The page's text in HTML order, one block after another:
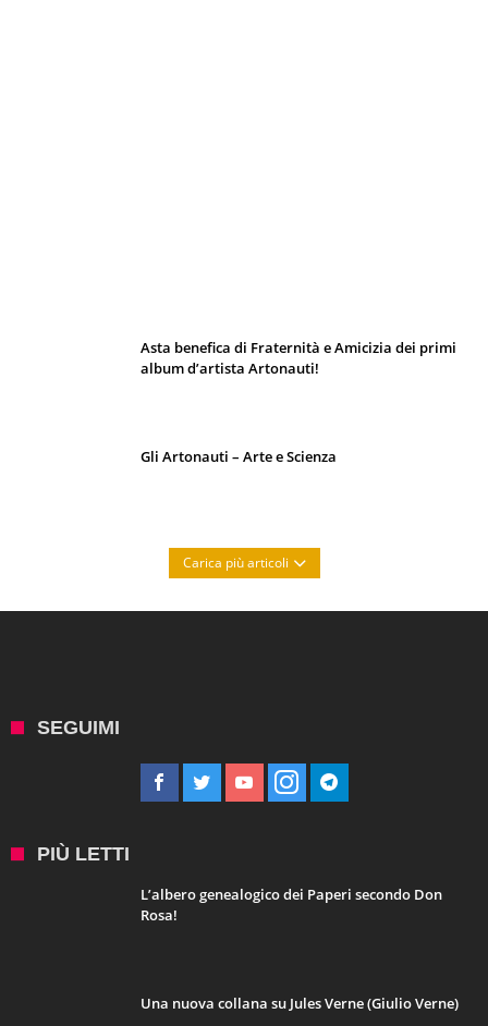
Asta benefica di Fraternità e Amicizia dei primi
album d’artista Artonauti!
Gli Artonauti – Arte e Scienza
Carica più articoli
SEGUIMI
PIÙ LETTI
L’albero genealogico dei Paperi secondo Don
Rosa!
Una nuova collana su Jules Verne (Giulio Verne)